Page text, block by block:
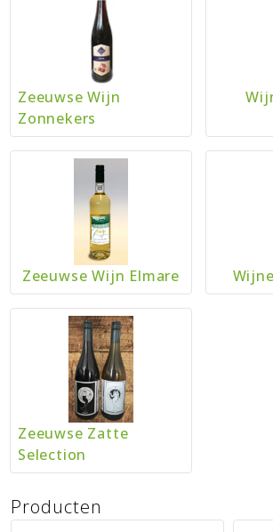
Zeeuwse Wijn
Zonnekers
Zeeuwse Wijn Elmare
Zeeuwse Zatte
Selection
Producten